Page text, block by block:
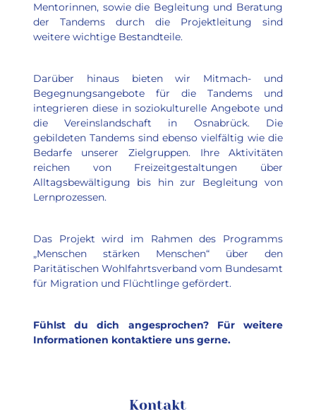
Mentorinnen, sowie die Begleitung und Beratung
der Tandems durch die Projektleitung sind
weitere wichtige Bestandteile.
Darüber hinaus bieten wir Mitmach- und
Begegnungsangebote für die Tandems und
integrieren diese in soziokulturelle Angebote und
die Vereinslandschaft in Osnabrück. Die
gebildeten Tandems sind ebenso vielfältig wie die
Bedarfe unserer Zielgruppen. Ihre Aktivitäten
reichen von Freizeitgestaltungen über
Alltagsbewältigung bis hin zur Begleitung von
Lernprozessen.
Das Projekt wird im Rahmen des Programms
„Menschen stärken Menschen“ über den
Paritätischen Wohlfahrtsverband vom Bundesamt
für Migration und Flüchtlinge gefördert.
Fühlst du dich angesprochen? Für weitere
Informationen kontaktiere uns gerne.
Kontakt